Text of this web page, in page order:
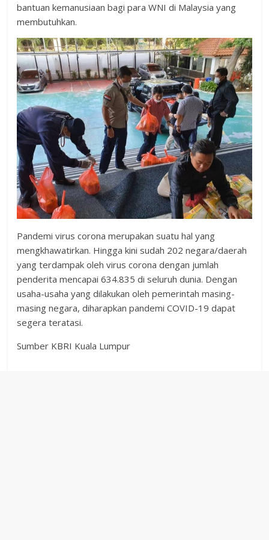
bantuan kemanusiaan bagi para WNI di Malaysia yang
membutuhkan.
Pandemi virus corona merupakan suatu hal yang
mengkhawatirkan. Hingga kini sudah 202 negara/daerah
yang terdampak oleh virus corona dengan jumlah
penderita mencapai 634.835 di seluruh dunia. Dengan
usaha-usaha yang dilakukan oleh pemerintah masing-
masing negara, diharapkan pandemi COVID-19 dapat
segera teratasi.
Sumber KBRI Kuala Lumpur